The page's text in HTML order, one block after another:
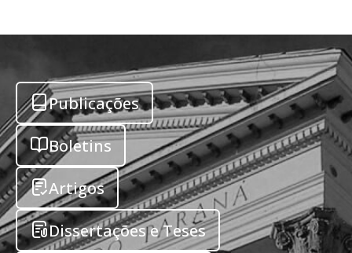
Publicações
Boletins
Artigos
Dissertações e Teses